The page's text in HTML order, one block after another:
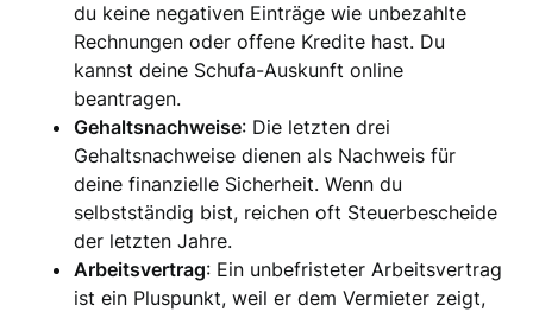
du keine negativen Einträge wie unbezahlte
Rechnungen oder offene Kredite hast. Du
kannst deine Schufa-Auskunft online
beantragen.
Gehaltsnachweise: Die letzten drei
Gehaltsnachweise dienen als Nachweis für
deine finanzielle Sicherheit. Wenn du
selbstständig bist, reichen oft Steuerbescheide
der letzten Jahre.
Arbeitsvertrag: Ein unbefristeter Arbeitsvertrag
ist ein Pluspunkt, weil er dem Vermieter zeigt,